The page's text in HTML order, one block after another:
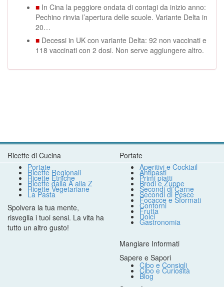
■ In Cina la peggiore ondata di contagi da inizio anno:
Pechino rinvia l’apertura delle scuole. Variante Delta in
20…
■ Decessi in UK con variante Delta: 92 non vaccinati e
118 vaccinati con 2 dosi. Non serve aggiungere altro.
Ricette di Cucina
Portate
Ricette Regionali
Ricette Etniche
Ricette dalla A alla Z
Ricette Vegetariane
La Pasta
Spolvera la tua mente,
risveglia i tuoi sensi. La vita ha
tutto un altro gusto!
Portate
Aperitivi e Cocktail
Antipasti
Primi piatti
Brodi e Zuppe
Secondi di Carne
Secondi di Pesce
Focacce e Sformati
Contorni
Frutta
Dolci
Gastronomia
Mangiare Informati
Sapere e Sapori
Cibo e Consigli
Cibo e Curiosità
Blog